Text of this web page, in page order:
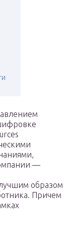
—
образом
Причем